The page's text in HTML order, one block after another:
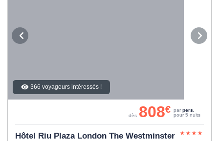
366 voyageurs intéressés !
Hôtel Riu Plaza London The Westminster
dès 808€ par pers.
pour 5 nuits